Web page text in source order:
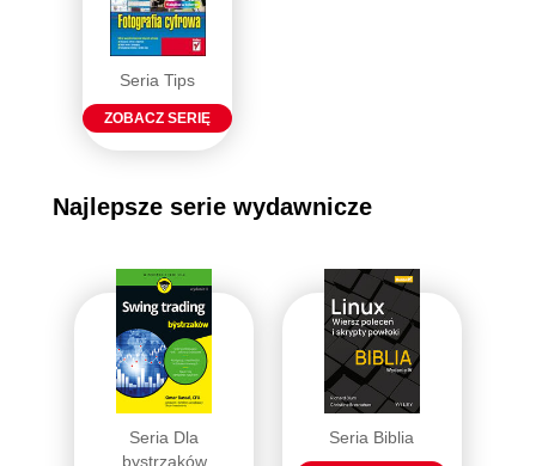
Seria Tips
ZOBACZ SERIĘ
Najlepsze serie wydawnicze
Seria Dla
bystrzaków
Seria Biblia